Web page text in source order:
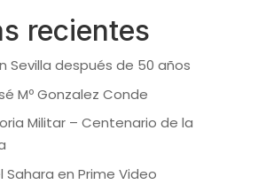
recientes
Sevilla después de 50 años
Mº Gonzalez Conde
Militar – Centenario de la
Sahara en Prime Video